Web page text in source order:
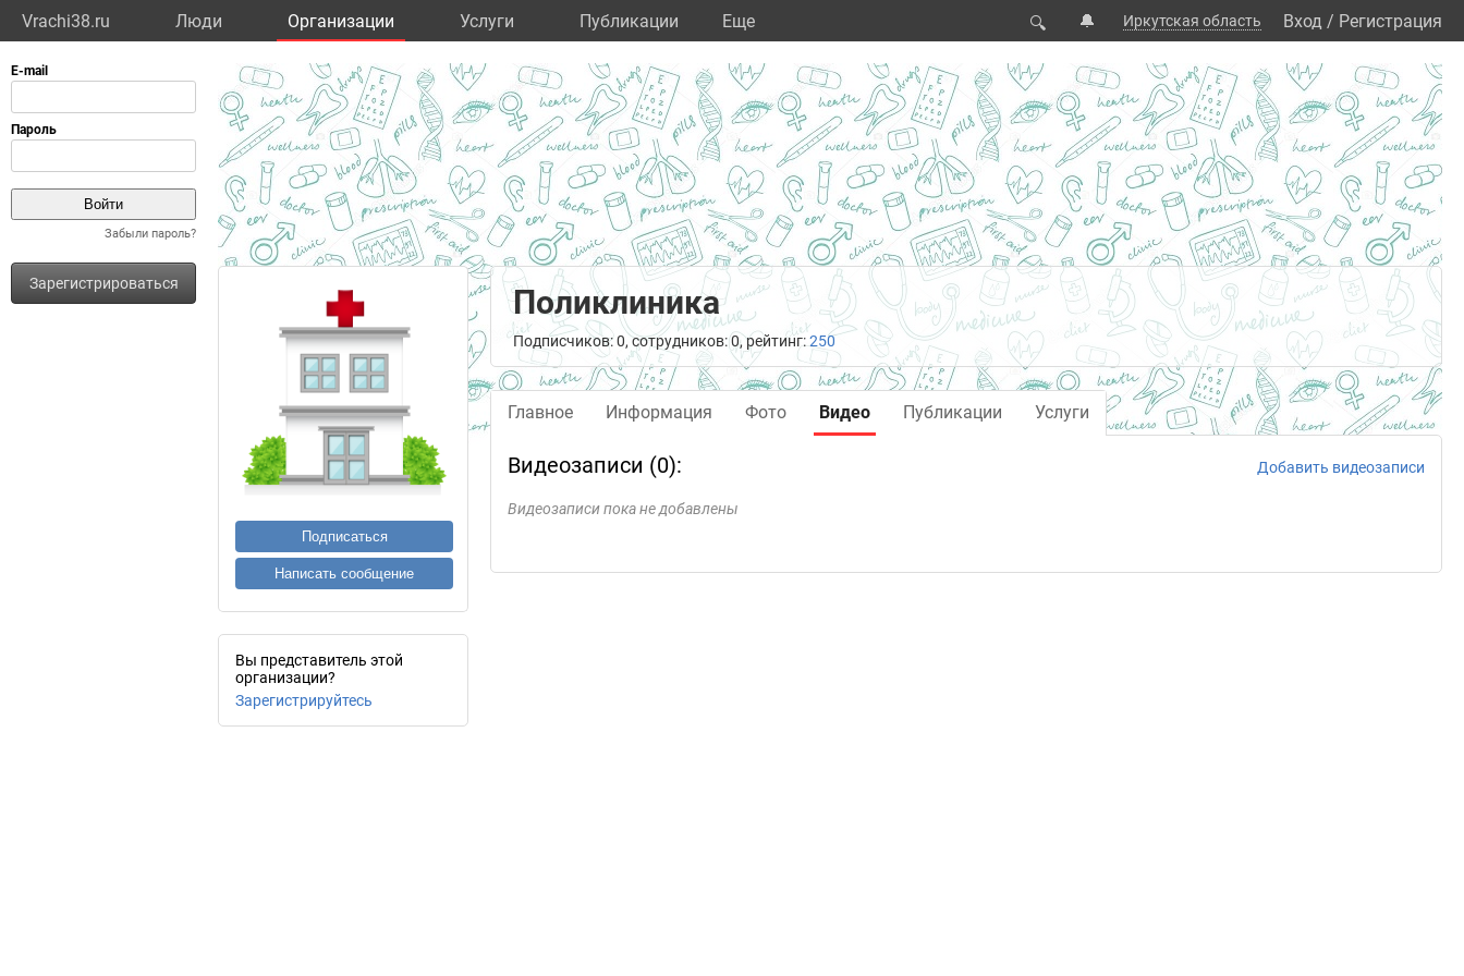
Vrachi38.ru Люди Организации Услуги Публикации Eще 🔍 🔔 Иркутская область Вход / Регистрация
Забыли пароль?
Зарегистрироваться
Подписаться
Написать сообщение
Вы представитель этой
организации?
Зарегистрируйтесь
Поликлиника
Подписчиков: 0, сотрудников: 0, рейтинг:250
Главное Информация Фото Видео Публикации Услуги
Видеозаписи (0): Добавить видеозаписи
Видеозаписи пока не добавлены